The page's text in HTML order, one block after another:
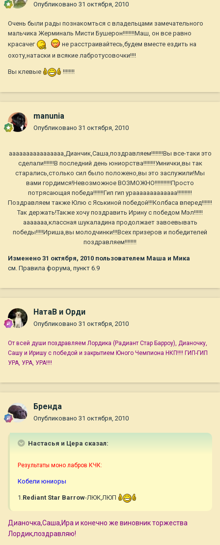
Опубликовано 31 октября, 2010
Очень были рады познакомться с владельцами замечательного
мальчика Жерминаль Мисти Бушерон!!!!!!!!Маш, он все равно
красачег
не расстраивайтесь,будем вместе ездить на
охоту,натаски и всякие лабротусовочки!!!!
Вы клевые !!!!!!!!
manunia
Опубликовано 31 октября, 2010
аааааааааааааааа,Дианчик,Саша,поздравляем!!!!!!!!Вы все-таки это
сделали!!!!!!!В последний день юниорства!!!!!!!!Умнички,вы так
старались,столько сил было положено,вы это заслужили!Мы
вами гордимся!Невозможное ВОЗМОЖНО!!!!!!!!!!!Просто
потрясающая победа!!!!!!!Гип гип урааааааааааааа!!!!!!!!!!
Поздравляем также Юлю с Яськиной победой!!!Колбаса вперед!!!!!!!
Так держать!Также хочу поздравить Ирину с победом Мэл!!!!!!
ааааааа,классная шукаладина продолжает завоевывать
победы!!!!!Ириша,вы молодчинки!!!Всех призеров и победителей
поздравляем!!!!!!!!
Изменено 31 октября, 2010 пользователем Маша и Мика
см. Правила форума, пункт 6.9
НатаВ и Орди
Опубликовано 31 октября, 2010
От всей души поздравляем Лордика (Радиант Стар Барроу), Дианочку,
Сашу и Иришу с победой и закрытием Юного Чемпиона НКП!!!! ГИП-ГИП
УРА, УРА, УРА!!!!
Бренда
Опубликовано 31 октября, 2010
Настасья и Цера сказал:
Результаты моно лабров КЧК:
Кобели юниоры
1.Rediant Star Barrow-ЛЮК,ЛЮП
Дианочка,Саша,Ира и конечно же виновник торжества
Лордик,поздравляю!